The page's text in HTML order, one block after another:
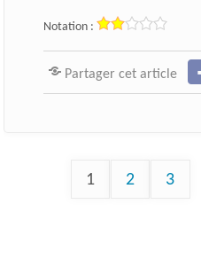
Notation :
Partager cet article
1 2 3